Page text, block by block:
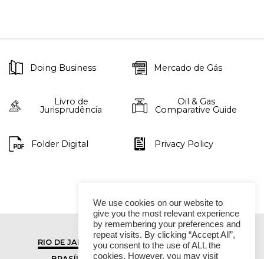
Doing Business Mercado de Gás
Livro de
Jurisprudência
Oil & Gas
Comparative Guide
Folder Digital Privacy Policy
RIO DE JANEIRO
SÃO PAULO
We use cookies on our website to
give you the most relevant experience
by remembering your preferences and
repeat visits. By clicking “Accept All”,
you consent to the use of ALL the
cookies. However, you may visit